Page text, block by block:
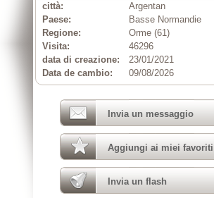
città:
Argentan
Paese:
Basse Normandie
Regione:
Orme (61)
Visita:
46296
data di creazione:
23/01/2021
Data de cambio:
09/08/2026
Invia un messaggio
Aggiungi ai miei favoriti
Invia un flash